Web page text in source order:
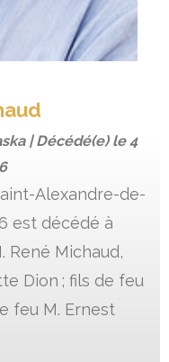
| Décédé(e) le4
Alexandre-de-
est décédé à
René Michaud,
Dion ; fils de feu
feu M. Ernest